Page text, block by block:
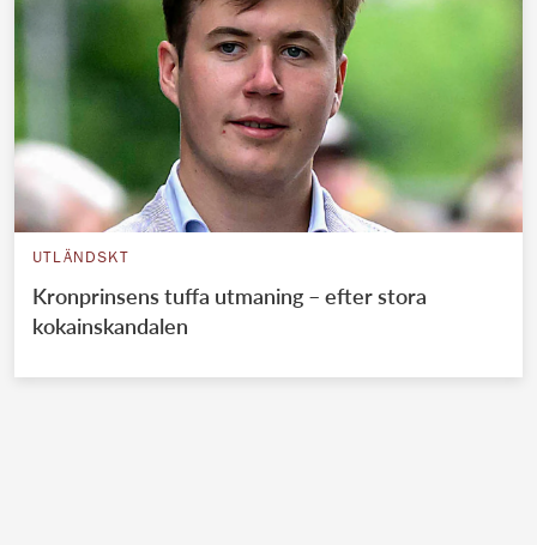
UTLÄNDSKT
Kronprinsens tuffa utmaning – efter stora
kokainskandalen